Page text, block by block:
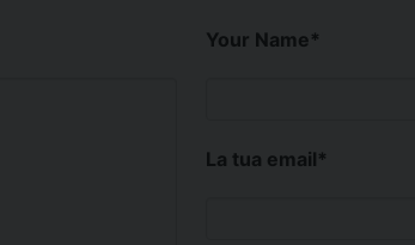
Your Name*
La tua email*